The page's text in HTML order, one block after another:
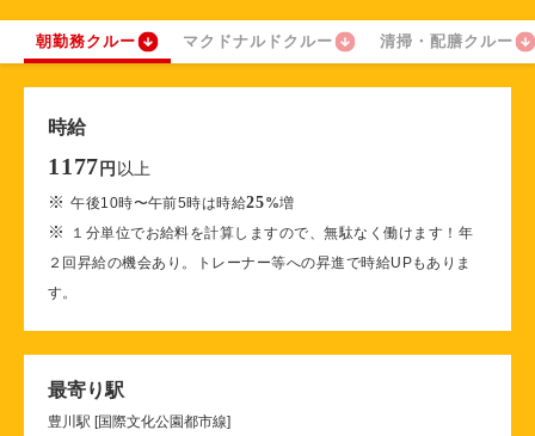
朝勤務クルー マクドナルドクルー 清掃・配膳クルー
時給
1177 円 以上
※午後10時〜午前5時は時給25%増
※
１分単位でお給料を計算しますので、無駄なく働けます！年
２回昇給の機会あり。トレーナー等への昇進で時給UPもありま
す。
最寄り駅
豊川駅 [国際文化公園都市線]